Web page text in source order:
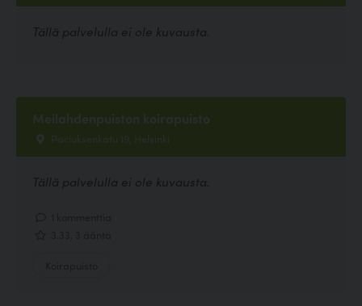
Tällä palvelulla ei ole kuvausta.
Meilahdenpuiston koirapuisto
Paciuksenkatu 19, Helsinki
Tällä palvelulla ei ole kuvausta.